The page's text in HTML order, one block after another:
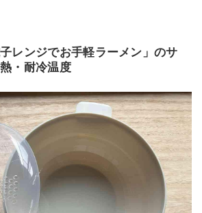
レンジでお手軽ラーメン」のサ
・耐冷温度